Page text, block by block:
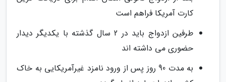
کارت آمریکا فراهم است
طرفین ازدواج باید در 2 سال گذشته با یکدیگر دیدار
حضوری می داشته اند
به مدت 90 روز پس از ورود نامزد غیرآمریکایی به خاک